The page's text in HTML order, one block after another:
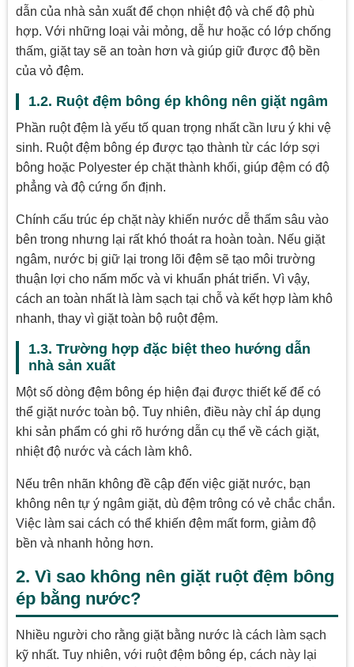
dẫn của nhà sản xuất để chọn nhiệt độ và chế độ phù
hợp. Với những loại vải mỏng, dễ hư hoặc có lớp chống
thấm, giặt tay sẽ an toàn hơn và giúp giữ được độ bền
của vỏ đệm.
1.2. Ruột đệm bông ép không nên giặt ngâm
Phần ruột đệm là yếu tố quan trọng nhất cần lưu ý khi vệ
sinh. Ruột đệm bông ép được tạo thành từ các lớp sợi
bông hoặc Polyester ép chặt thành khối, giúp đệm có độ
phẳng và độ cứng ổn định.
Chính cấu trúc ép chặt này khiến nước dễ thấm sâu vào
bên trong nhưng lại rất khó thoát ra hoàn toàn. Nếu giặt
ngâm, nước bị giữ lại trong lõi đệm sẽ tạo môi trường
thuận lợi cho nấm mốc và vi khuẩn phát triển. Vì vậy,
cách an toàn nhất là làm sạch tại chỗ và kết hợp làm khô
nhanh, thay vì giặt toàn bộ ruột đệm.
1.3. Trường hợp đặc biệt theo hướng dẫn
nhà sản xuất
Một số dòng đệm bông ép hiện đại được thiết kế để có
thể giặt nước toàn bộ. Tuy nhiên, điều này chỉ áp dụng
khi sản phẩm có ghi rõ hướng dẫn cụ thể về cách giặt,
nhiệt độ nước và cách làm khô.
Nếu trên nhãn không đề cập đến việc giặt nước, bạn
không nên tự ý ngâm giặt, dù đệm trông có vẻ chắc chắn.
Việc làm sai cách có thể khiến đệm mất form, giảm độ
bền và nhanh hỏng hơn.
2. Vì sao không nên giặt ruột đệm bông
ép bằng nước?
Nhiều người cho rằng giặt bằng nước là cách làm sạch
kỹ nhất. Tuy nhiên, với ruột đệm bông ép, cách này lại